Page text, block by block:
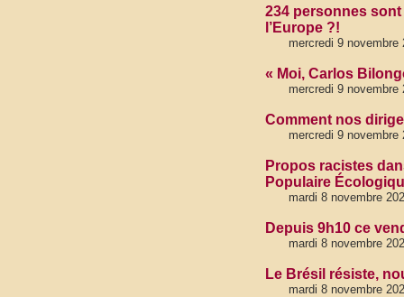
234 personnes
l’Europe ?!
mercredi 9 novembre
« Moi, Carlos
mercredi 9 novembre
Comment nos
mercredi 9 novembre
Propos racistes
Populaire
mardi 8 novembre
Depuis 9h10 ce
mardi 8 novembre
Le Brésil résiste,
mardi 8 novembre